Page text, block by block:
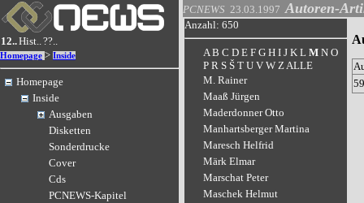
12..Hist..??..
Homepage > Inside
Homepage
Inside
Ausgaben
Disketten
Sonderdrucke
Cover
Cds
PCNEWS-Kapitel
PCNEWS 23.03.1997 Autoren-
Anzahl: 650
A B C D E F G H I J K L M N O
P R S Š T U V W ZALLE
M. Rainer
Maaß Jürgen
Maderdonner Otto
Manhartsberger Martina
Maresch Helfrid
Märk Elmar
Marschat Peter
Maschek Helmut
59